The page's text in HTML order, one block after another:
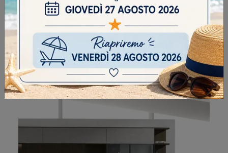
ATLANTE UNIT AT212